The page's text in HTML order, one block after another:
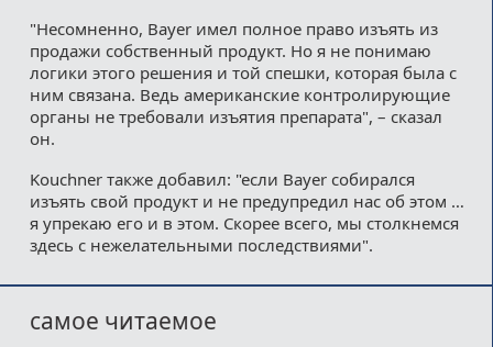
"Несомненно, Bayer имел полное право изъять из
продажи собственный продукт. Но я не понимаю
логики этого решения и той спешки, которая была с
ним связана. Ведь американские контролирующие
органы не требовали изъятия препарата", – сказал
он.
Kouchner также добавил: "если Bayer собирался
изъять свой продукт и не предупредил нас об этом …
я упрекаю его и в этом. Скорее всего, мы столкнемся
здесь с нежелательными последствиями".
самое читаемое